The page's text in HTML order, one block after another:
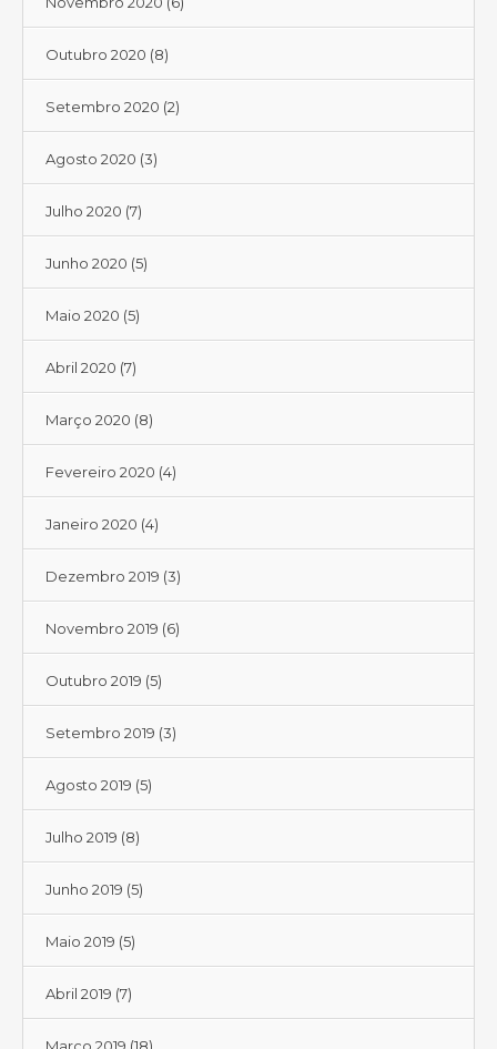
Outubro 2020 (8)
Setembro 2020 (2)
Agosto 2020 (3)
Julho 2020 (7)
Junho 2020 (5)
Maio 2020 (5)
Abril 2020 (7)
Março 2020 (8)
Fevereiro 2020 (4)
Janeiro 2020 (4)
Dezembro 2019 (3)
Novembro 2019 (6)
Outubro 2019 (5)
Setembro 2019 (3)
Agosto 2019 (5)
Julho 2019 (8)
Junho 2019 (5)
Maio 2019 (5)
Abril 2019 (7)
Março 2019 (18)